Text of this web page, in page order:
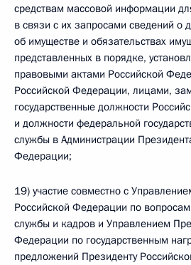
средствам массовой информации
в связи с их запросами сведений о
об имуществе и обязательствах
представленных в порядке,
правовыми актами Российской
Российской Федерации, лицами,
государственные должности
и должности федеральной
службы в Администрации
Федерации;
19) участие совместно с
Российской Федерации по вопросам
службы и кадров и Управлением
Федерации по государственным
предложений Президенту